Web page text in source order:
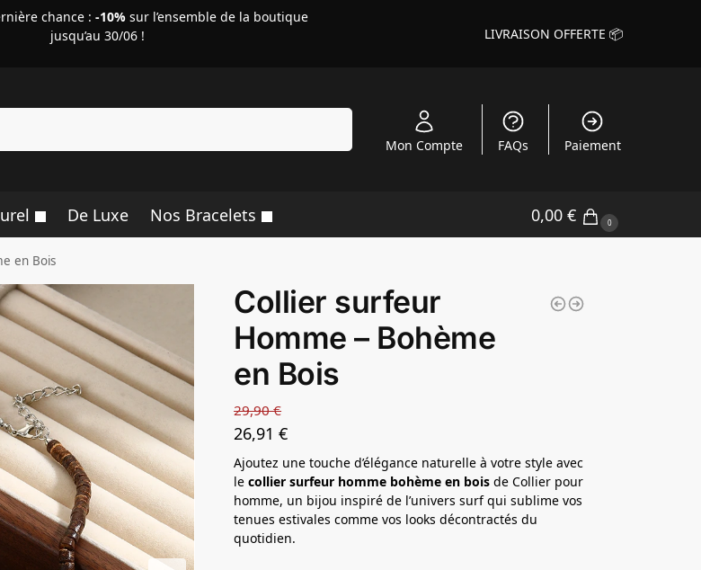
chance : -10%sur l’ensemble de la boutique
jusqu’au 30/06 !
LIVRAISON OFFERTE 📦
Mon Compte FAQs Paiement
De Luxe Nos Bracelets 0,00 € 0
en Bois
Collier surfeur
Homme – Bohème
en Bois
29,90€
26,91€
Ajoutez une touche d’élégance naturelle à votre style avec
lecollier surfeur homme bohème en bois de Collier pour
homme, un bijou inspiré de l’univers surf qui sublime vos
tenues estivales comme vos looks décontractés du
quotidien.